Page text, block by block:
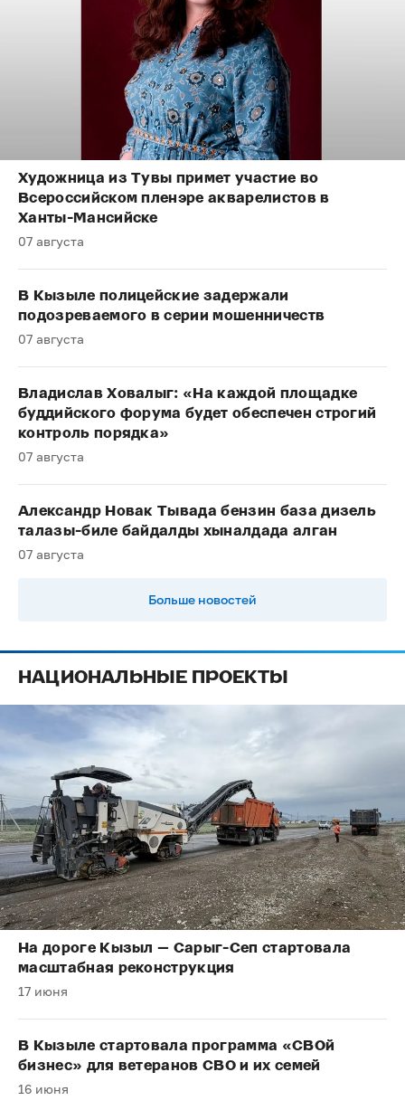
Художница из Тувы примет участие во
Всероссийском пленэре акварелистов в
Ханты-Мансийске
07 августа
В Кызыле полицейские задержали
подозреваемого в серии мошенничеств
07 августа
Владислав Ховалыг: «На каждой площадке
буддийского форума будет обеспечен строгий
контроль порядка»
07 августа
Александр Новак Тывада бензин база дизель
талазы-биле байдалды хыналдада алган
07 августа
Больше новостей
НАЦИОНАЛЬНЫЕ ПРОЕКТЫ
На дороге Кызыл — Сарыг-Сеп стартовала
масштабная реконструкция
17 июня
В Кызыле стартовала программа «СВОй
бизнес» для ветеранов СВО и их семей
16 июня